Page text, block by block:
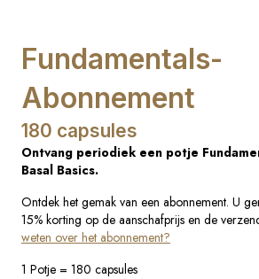
Fundamentals-
Abonnement
180 capsules
Ontvang periodiek een potje
Basal Basics.
Ontdek het gemak van een abonnement. U
15% korting op de aanschafprijs en de
weten over het abonnement?
1 Potje = 180 capsules